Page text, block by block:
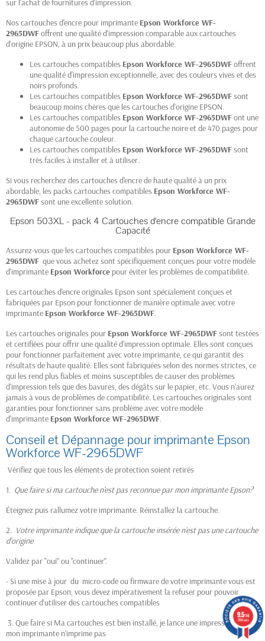
sur l'achat de fournitures d'impression.
Nos cartouches d'encre pour imprimante Epson Workforce WF-
2965DWFoffrent une qualité d'impression comparable aux cartouches
d'origine EPSON, à un prix beaucoup plus abordable.
Les cartouches compatibles Epson Workforce WF-2965DWFoffrent
une qualité d'impression exceptionnelle, avec des couleurs vives et des
noirs profonds.
Les cartouches compatibles Epson Workforce WF-2965DWF sont
beaucoup moins chères que les cartouches d'origine EPSON.
Les cartouches compatibles Epson Workforce WF-2965DWFont une
autonomie de 500 pages pour la cartouche noire et de 470 pages pour
chaque cartouche couleur.
Les cartouches compatibles Epson Workforce WF-2965DWF sont
très faciles à installer et à utiliser.
Si vous recherchez des cartouches d'encre de haute qualité à un prix
abordable, les packs cartouches compatibles Epson Workforce WF-
2965DWF sont une excellente solution.
Epson 503XL - pack 4 Cartouches d'encre compatible Grande
Capacité
Assurez-vous que les cartouches compatibles pour Epson Workforce WF-
2965DWF que vous achetez sont spécifiquement conçues pour votre modèle
d'imprimante Epson Workforce pour éviter les problèmes de compatibilité.
Les cartouches d'encre originales Epson sont spécialement conçues et
fabriquées par Epson pour fonctionner de manière optimale avec votre
imprimante Epson Workforce WF-2965DWF.
Les cartouches originales pour Epson Workforce WF-2965DWF sont testées
et certifiées pour offrir une qualité d'impression optimale. Elles sont conçues
pour fonctionner parfaitement avec votre imprimante, ce qui garantit des
résultats de haute qualité. Elles sont fabriquées selon des normes strictes, ce
qui les rend plus fiables et moins susceptibles de causer des problèmes
d'impression tels que des bavures, des dégâts sur le papier, etc. Vous n'aurez
jamais à vous de problèmes de compatibilité. Les cartouches originales sont
garanties pour fonctionner sans problème avec votre modèle
d'imprimante Epson Workforce WF-2965DWF.
Conseil et Dépannage pour imprimante Epson
Workforce WF-2965DWF
Vérifiez que tous les éléments de protection soient retirés
1. Que faire si ma cartouche n'est pas reconnue par mon imprimante Epson?
Éteignez puis rallumez votre imprimante. Réinstallez la cartouche.
2. Votre imprimante indique que la cartouche insérée n'est pas une cartouche
d'origine
Validez par "oui" ou "continuer".
- Si une mise à jour du micro-code ou firmware de votre imprimante vous est
proposée par Epson, vous devez impérativement la refuser pour pouvoir
continuer d'utiliser des cartouches compatibles
3. Que faire si Ma cartouches est bien installé, je lance une impression mais
mon imprimante n’imprime pas
9.5/10
3786 avis